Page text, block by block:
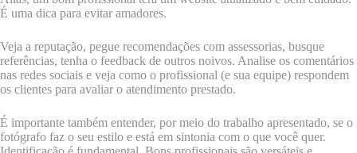
É uma dica para evitar amadores.
Veja a reputação, pegue recomendações com assessorias, busque
referências, tenha o feedback de outros noivos. Analise os comentários
nas redes sociais e veja como o profissional (e sua equipe) respondem
os clientes para avaliar o atendimento prestado.
É importante também entender, por meio do trabalho apresentado, se o
fotógrafo faz o seu estilo e está em sintonia com o que você quer.